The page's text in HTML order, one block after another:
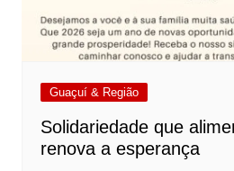
Guaçuí & Região
Solidariedade que
renova a esperança